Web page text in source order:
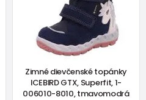
Zimné dievčenské topánky
ICEBIRD GTX, Superfit, 1-
006010-8010, tmavomodrá